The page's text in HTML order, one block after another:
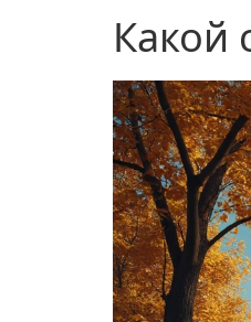
Какой